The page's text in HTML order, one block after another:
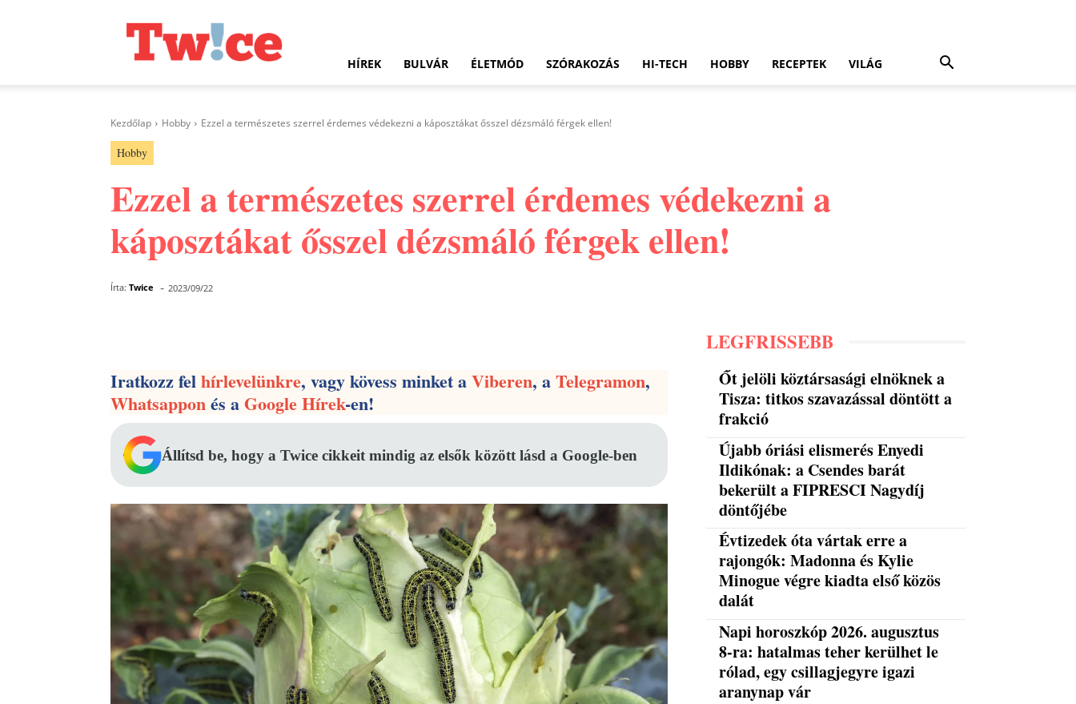
HÍREK BULVÁR ÉLETMÓD SZÓRAKOZÁS HI-TECH HOBBY RECEPTEK VILÁG
Kezdőlap Hobby Ezzel a természetes szerrel érdemes védekezni a káposztákat ősszel dézsmáló férgek ellen!
Hobby
Ezzel a természetes szerrel érdemes védekezni a
káposztákat ősszel dézsmáló férgek ellen!
Írta: Twice - 2023/09/22
Iratkozz felhírlevelünkre, vagy kövess minket aViberen, aTelegramon,
Whatsapponés aGoogle Hírek-en!
Állítsd be, hogy a Twice cikkeit mindig az elsők között lásd a Google-ben
LEGFRISSEBB
Őt jelöli köztársasági elnöknek a
Tisza: titkos szavazással döntött a
frakció
Újabb óriási elismerés Enyedi
Ildikónak: a Csendes barát
bekerült a FIPRESCI Nagydíj
döntőjébe
Évtizedek óta vártak erre a
rajongók: Madonna és Kylie
Minogue végre kiadta első közös
dalát
Napi horoszkóp 2026. augusztus
8-ra: hatalmas teher kerülhet le
rólad, egy csillagjegyre igazi
aranynap vár